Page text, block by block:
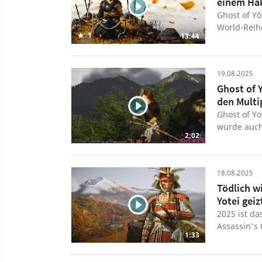
1 13:44
Ghost of
World-
erkunden
Yōtei
Abenteuer
Testvideo!
2:02
19.08.2025
Ghost of
den
Ghost of
wurde
1:33
18.08.2025
Tödlich
Yotei
2025 ist
Assassin's